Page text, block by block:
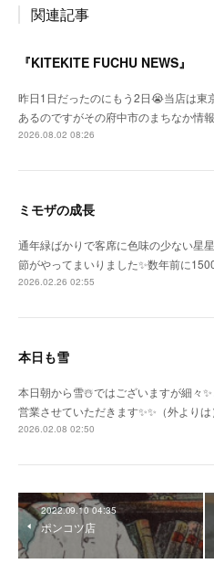
関連記事
『KITEKITE FUCHU NEWS』
昨日1日だったのにもう2日😭当店は東
あるのですがその府中市のまちなか情
2026.08.02 08:26
ミモザの成長
通年緑ばかりで客席に色味の少ない星
節がやってまいりました✨数年前に
2026.02.26 02:55
本日も雪
本日朝から雪☃️ではございますが細々
営業させていただきます✨✨（外より
2026.02.08 02:50
2022.09.10 04:35
ポンコツ店